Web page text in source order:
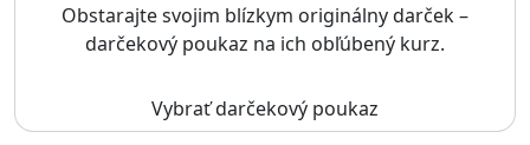
Obstarajte svojim blízkym originálny darček –
darčekový poukaz na ich obľúbený kurz.
Vybrať darčekový poukaz